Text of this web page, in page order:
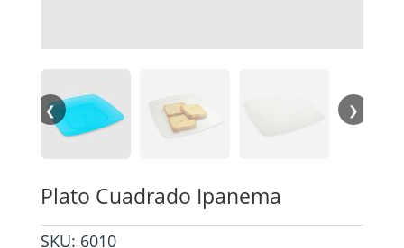
❮ ❯
Plato Cuadrado Ipanema
SKU: 6010